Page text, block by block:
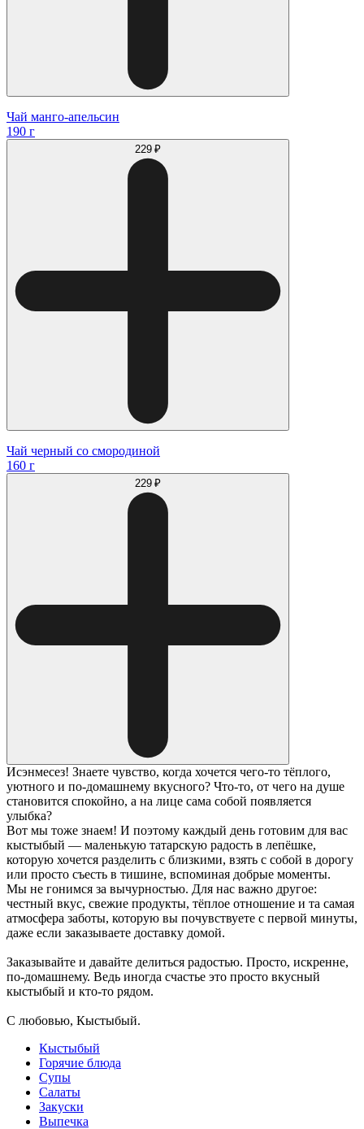
Чай манго-апельсин
190 г
229 ₽
Чай черный со смородиной
160 г
229 ₽
Исэнмесез! Знаете чувство, когда хочется чего-то тёплого,
уютного и по-домашнему вкусного? Что-то, от чего на душе
становится спокойно, а на лице сама собой появляется
улыбка?
Вот мы тоже знаем! И поэтому каждый день готовим для вас
кыстыбый — маленькую татарскую радость в лепёшке,
которую хочется разделить с близкими, взять с собой в дорогу
или просто съесть в тишине, вспоминая добрые моменты.
Мы не гонимся за вычурностью. Для нас важно другое:
честный вкус, свежие продукты, тёплое отношение и та самая
атмосфера заботы, которую вы почувствуете с первой минуты,
даже если заказываете доставку домой.
Заказывайте и давайте делиться радостью. Просто, искренне,
по-домашнему. Ведь иногда счастье это просто вкусный
кыстыбый и кто-то рядом.
С любовью, Кыстыбый.
Кыстыбый
Горячие блюда
Супы
Салаты
Закуски
Выпечка